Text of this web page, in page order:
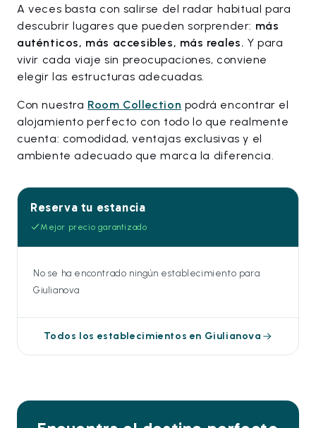
A veces basta con salirse del radar habitual para
descubrir lugares que pueden sorprender: más
auténticos, más accesibles, más reales. Y para
vivir cada viaje sin preocupaciones, conviene
elegir las estructuras adecuadas.
Con nuestra Room Collection podrá encontrar el
alojamiento perfecto con todo lo que realmente
cuenta: comodidad, ventajas exclusivas y el
ambiente adecuado que marca la diferencia.
Reserva tu estancia
Mejor precio garantizado
No se ha encontrado ningún establecimiento para
Giulianova
Todos los establecimientos en Giulianova